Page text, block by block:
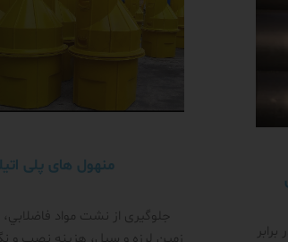
منهول های پلی
جلوگیری از نشت مواد فاضلابي،